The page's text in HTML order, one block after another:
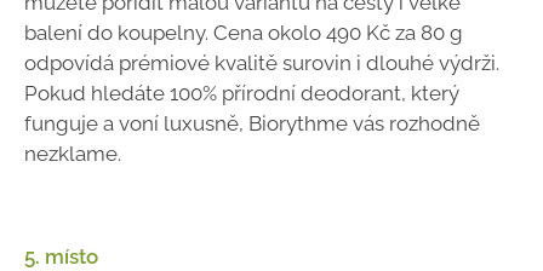
balení do koupelny. Cena okolo 490 Kč za 80 g
odpovídá prémiové kvalitě surovin i dlouhé výdrži.
Pokud hledáte 100% přírodní deodorant, který
funguje a voní luxusně, Biorythme vás rozhodně
nezklame.
5. místo